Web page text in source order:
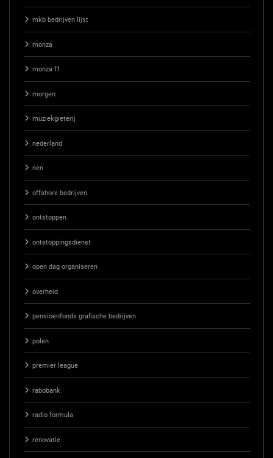
mkb bedrijven lijst
monza
monza f1
morgen
muziekgieterij
nederland
nen
offshore bedrijven
ontstoppen
ontstoppingsdienst
open dag organiseren
overheid
pensioenfonds grafische bedrijven
polen
premier league
rabobank
radio formula
renovatie